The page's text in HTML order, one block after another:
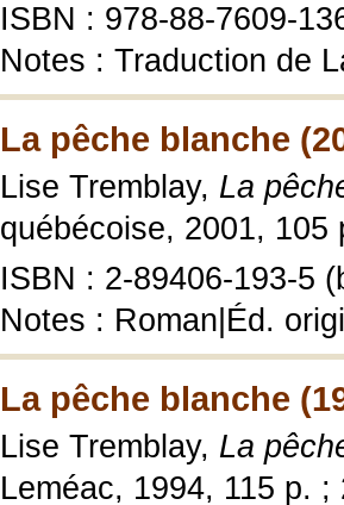
ISBN : 978-88-7609-
Notes : Traduction de
La pêche blanche
Lise Tremblay, La
québécoise, 2001, 105
ISBN : 2-89406-193-5
Notes : Roman|Éd.
La pêche blanche
Lise Tremblay, La
Leméac, 1994, 115 p. ;